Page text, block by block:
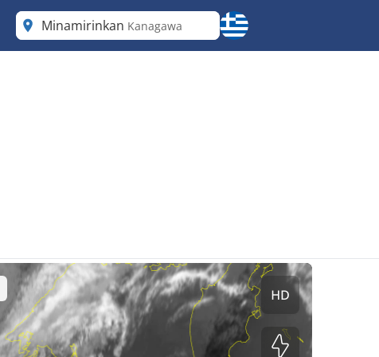
Minamirinkan Kanagawa